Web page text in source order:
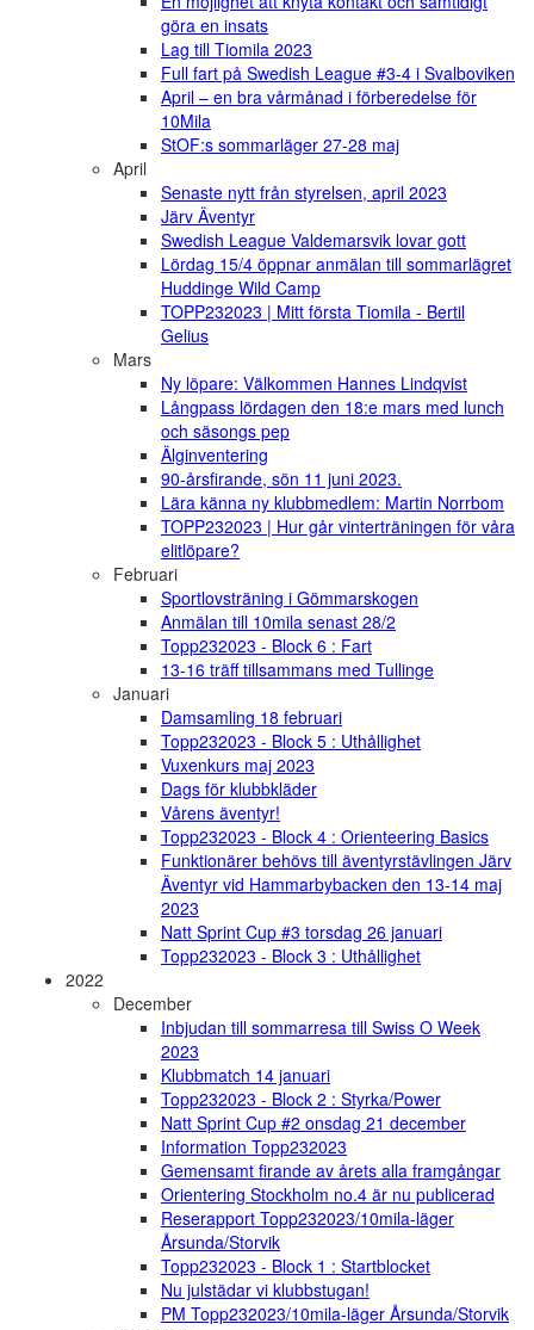
göra en insats
Lag till Tiomila 2023
Full fart på Swedish League #3-4 i Svalboviken
April – en bra vårmånad i förberedelse för
10Mila
StOF:s sommarläger 27-28 maj
April
Senaste nytt från styrelsen, april 2023
Järv Äventyr
Swedish League Valdemarsvik lovar gott
Lördag 15/4 öppnar anmälan till sommarlägret
Huddinge Wild Camp
TOPP232023 | Mitt första Tiomila - Bertil
Gelius
Mars
Ny löpare: Välkommen Hannes Lindqvist
Långpass lördagen den 18:e mars med lunch
och säsongs pep
Älginventering
90-årsfirande, sön 11 juni 2023.
Lära känna ny klubbmedlem: Martin Norrbom
TOPP232023 | Hur går vinterträningen för våra
elitlöpare?
Februari
Sportlovsträning i Gömmarskogen
Anmälan till 10mila senast 28/2
Topp232023 - Block 6 : Fart
13-16 träff tillsammans med Tullinge
Januari
Damsamling 18 februari
Topp232023 - Block 5 : Uthållighet
Vuxenkurs maj 2023
Dags för klubbkläder
Vårens äventyr!
Topp232023 - Block 4 : Orienteering Basics
Funktionärer behövs till äventyrstävlingen Järv
Äventyr vid Hammarbybacken den 13-14 maj
2023
Natt Sprint Cup #3 torsdag 26 januari
Topp232023 - Block 3 : Uthållighet
2022
December
Inbjudan till sommarresa till Swiss O Week
2023
Klubbmatch 14 januari
Topp232023 - Block 2 : Styrka/Power
Natt Sprint Cup #2 onsdag 21 december
Information Topp232023
Gemensamt firande av årets alla framgångar
Orientering Stockholm no.4 är nu publicerad
Reserapport Topp232023/10mila-läger
Årsunda/Storvik
Topp232023 - Block 1 : Startblocket
Nu julstädar vi klubbstugan!
PM Topp232023/10mila-läger Årsunda/Storvik